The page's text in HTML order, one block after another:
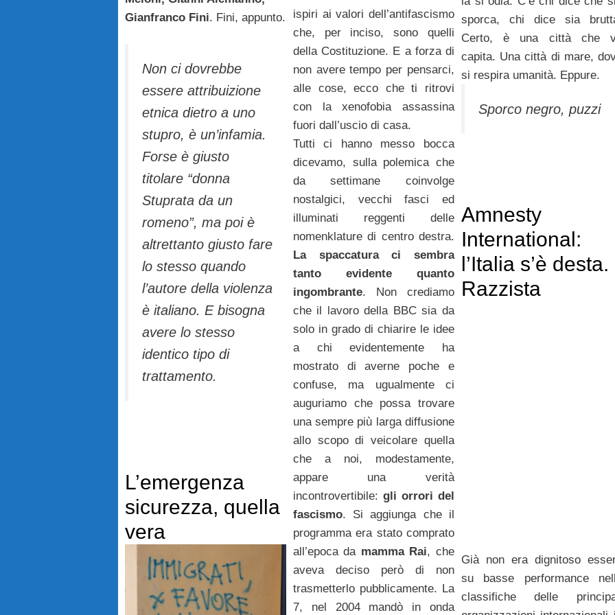
Gianfranco Fini. Fini, appunto.
Non ci dovrebbe
essere attribuizione
etnica dietro a uno
stupro, è un’infamia.
Forse è giusto
titolare “donna
Stuprata da un
romeno”, ma poi è
altrettanto giusto fare
lo stesso quando
l’autore della violenza
è italiano. E bisogna
avere lo stesso
identico tipo di
trattamento.
ispiri ai valori dell’antifascismo
che, per inciso, sono quelli
della Costituzione. E a forza di
non avere tempo per pensarci,
alle cose, ecco che ti ritrovi
con la xenofobia assassina
fuori dall’uscio di casa.
Tutti ci hanno messo bocca
dicevamo, sulla polemica che
da settimane coinvolge
nostalgici, vecchi fasci ed
illuminati reggenti delle
nomenklature di centro destra.
La spaccatura ci sembra
tanto evidente quanto
ingombrante. Non crediamo
che il lavoro della BBC sia da
solo in grado di chiarire le idee
a chi evidentemente ha
mostrato di averne poche e
confuse, ma ugualmente ci
auguriamo che possa trovare
una sempre più larga diffusione
allo scopo di veicolare quella
che a noi, modestamente,
appare una verità
incontrovertibile: gli orrori del
fascismo. Si aggiunga che il
programma era stato comprato
all’epoca da mamma Rai, che
aveva deciso però di non
trasmetterlo pubblicamente. La
7, nel 2004 mandò in onda
sporca, chi dice sia
Certo, è una città che
capita. Una città di mare,
si respira umanità. Eppure.
Sporco negro, puzzi
Amnesty
International:
l’Italia s’è desta.
Razzista
Già non era dignitoso
su basse performance
classifiche delle
L’emergenza
sicurezza, quella
vera